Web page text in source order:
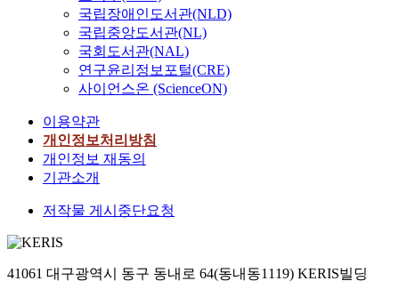
국립장애인도서관(NLD)
국립중앙도서관(NL)
국회도서관(NAL)
연구윤리정보포털(CRE)
사이언스온 (ScienceON)
이용약관
개인정보처리방침
개인정보 재동의
기관소개
저작물 게시중단요청
41061 대구광역시 동구 동내로 64(동내동1119) KERIS빌딩